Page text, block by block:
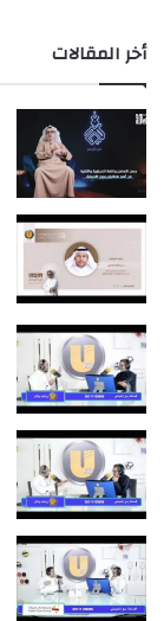
أخر المقالات